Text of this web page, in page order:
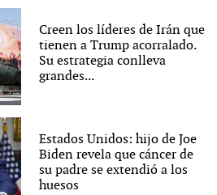
Creen los líderes de Irán que
tienen a Trump acorralado.
Su estrategia conlleva
grandes...
Estados Unidos: hijo de Joe
Biden revela que cáncer de
su padre se extendió a los
huesos